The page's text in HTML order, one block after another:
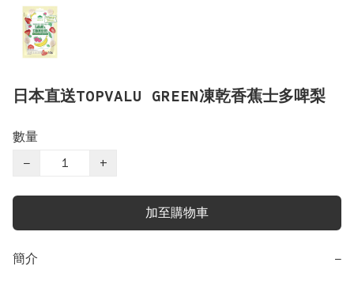
日本直送TOPVALU GREEN凍乾香蕉士多啤梨
數量
−
+
加至購物車
簡介 −